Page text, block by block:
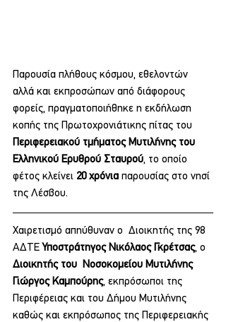
Παρουσία πλήθους κόσμου, εθελοντών
αλλά και εκπροσώπων από διάφορους
φορείς, πραγματοποιήθηκε η εκδήλωση
κοπής της Πρωτοχρονιάτικης πίτας του
Περιφερειακού τμήματος Μυτιλήνης του
Ελληνικού Ερυθρού Σταυρού, το οποίο
φέτος κλείνει 20 χρόνια παρουσίας στο νησί
της Λέσβου.
Χαιρετισμό απηύθυναν ο  Διοικητής της 98
ΑΔΤΕ Υποστράτηγος Νικόλαος Γκρέτσας, ο
Διοικητής του  Νοσοκομείου Μυτιλήνης
Γιώργος Καμπούρης, εκπρόσωποι της
Περιφέρειας και του Δήμου Μυτιλήνης
καθώς και εκπρόσωπος της Περιφερειακής